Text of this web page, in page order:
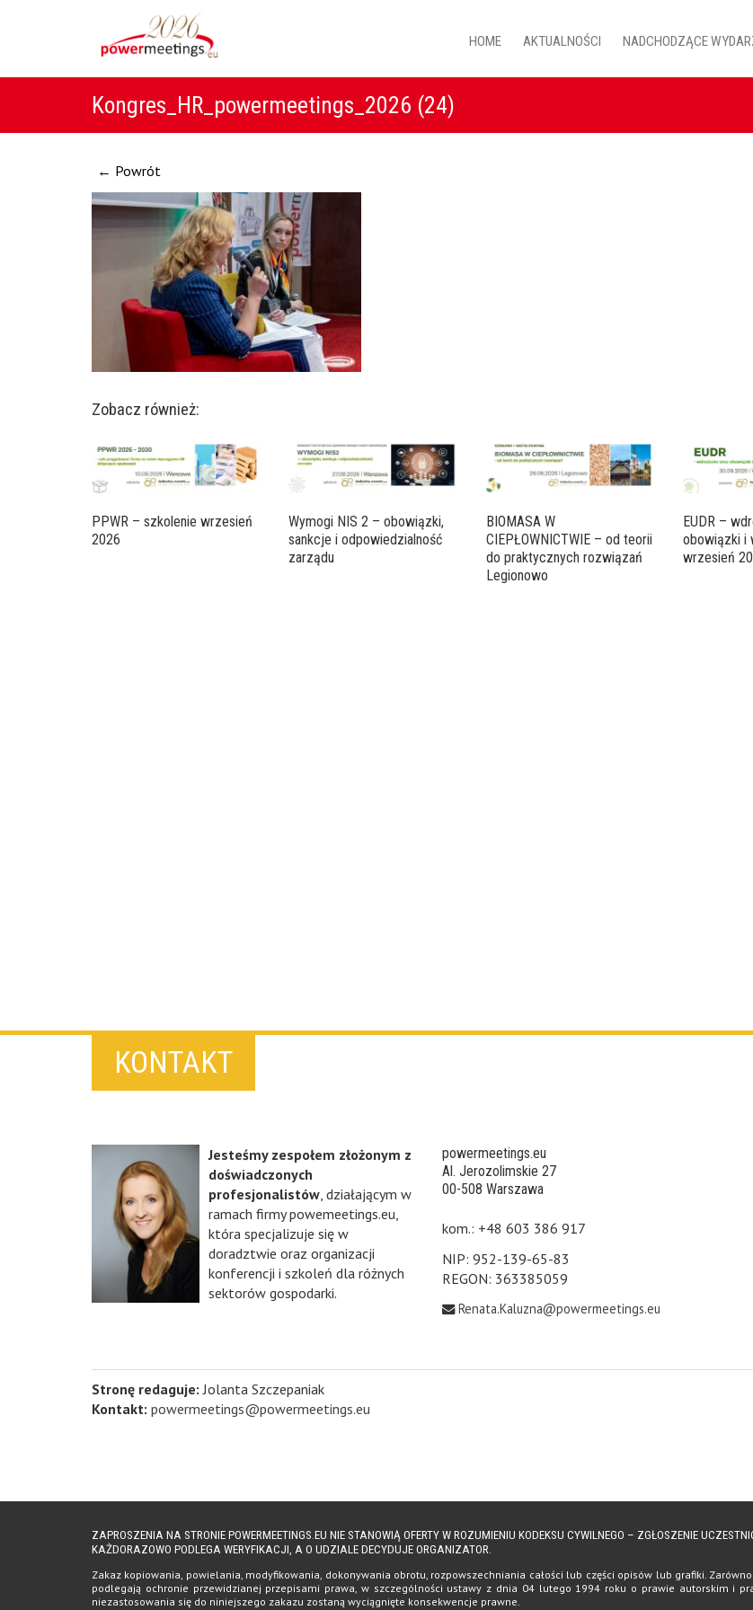
HOME AKTUALNOŚCI NADCHODZĄCE
Kongres_HR_powermeetings_2026 (24)
← Powrót
Zobacz również:
PPWR – szkolenie wrzesień
2026
Wymogi NIS 2 – obowiązki,
sankcje i odpowiedzialność
zarządu
BIOMASA W
CIEPŁOWNICTWIE – od teorii
do praktycznych rozwiązań
Legionowo
EUDR –
obowiązki i
wrzesień
KONTAKT
Jesteśmy zespołem złożonym z
doświadczonych
profesjonalistów, działającym w
ramach firmy powemeetings.eu,
która specjalizuje się w
doradztwie oraz organizacji
konferencji i szkoleń dla różnych
sektorów gospodarki.
powermeetings.eu
Al. Jerozolimskie 27
00-508 Warszawa
kom.: +48 603 386 917
NIP: 952-139-65-83
REGON: 363385059
Renata.Kaluzna@powermeetings.eu
Stronę redaguje: Jolanta Szczepaniak
Kontakt: powermeetings@powermeetings.eu
ZAPROSZENIA NA STRONIE POWERMEETINGS.EU NIE STANOWIĄ OFERTY W ROZUMIENIU KODEKSU CYWILNEGO – ZGŁOSZENIE
KAŻDORAZOWO PODLEGA WERYFIKACJI, A O UDZIALE DECYDUJE ORGANIZATOR.
Zakaz kopiowania, powielania, modyfikowania, dokonywania obrotu, rozpowszechniania całości lub części opisów lub grafiki.
podlegają ochronie przewidzianej przepisami prawa, w szczególności ustawy z dnia 04 lutego 1994 roku o prawie autorskim i
niezastosowania się do niniejszego zakazu zostaną wyciągnięte konsekwencje prawne.